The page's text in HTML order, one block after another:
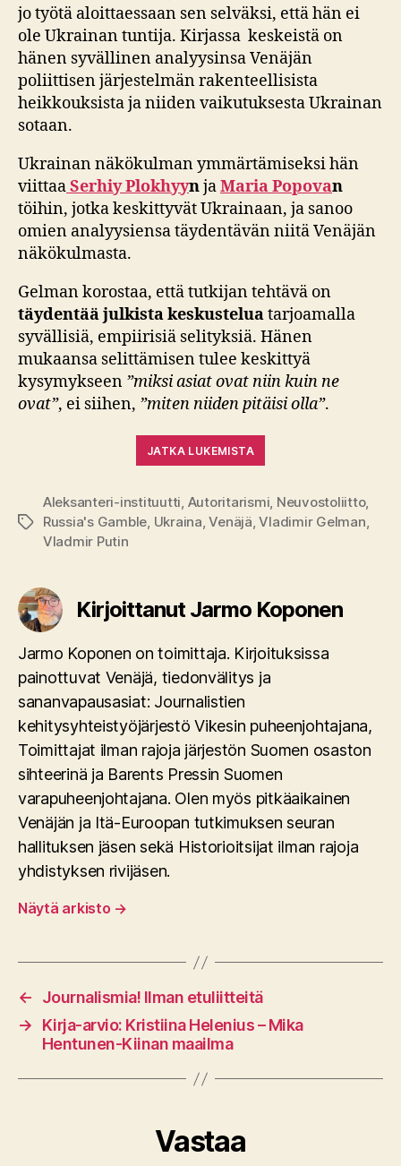
jo työtä aloittaessaan sen selväksi, että hän ei
ole Ukrainan tuntija. Kirjassa keskeistä on
hänen syvällinen analyysinsa Venäjän
poliittisen järjestelmän rakenteellisista
heikkouksista ja niiden vaikutuksesta Ukrainan
sotaan.
Ukrainan näkökulman ymmärtämiseksi hän
viittaaSerhiy PlokhyynjaMaria Popovan
töihin, jotka keskittyvät Ukrainaan, ja sanoo
omien analyysiensa täydentävän niitä Venäjän
näkökulmasta.
Gelman korostaa, että tutkijan tehtävä on
täydentää julkista keskusteluatarjoamalla
syvällisiä, empiirisiä selityksiä. Hänen
mukaansa selittämisen tulee keskittyä
kysymykseen ”miksi asiat ovat niin kuin ne
ovat”, ei siihen, ”miten niiden pitäisi olla”.
JATKA LUKEMISTA
Avainsanat
Aleksanteri-instituutti, Autoritarismi, Neuvostoliitto,
Russia's Gamble, Ukraina,Venäjä,Vladimir Gelman,
Vladmir Putin
Kirjoittanut Jarmo Koponen
Jarmo Koponen on toimittaja. Kirjoituksissa
painottuvat Venäjä, tiedonvälitys ja
sananvapausasiat: Journalistien
kehitysyhteistyöjärjestö Vikesin puheenjohtajana,
Toimittajat ilman rajoja järjestön Suomen osaston
sihteerinä ja Barents Pressin Suomen
varapuheenjohtajana. Olen myös pitkäaikainen
Venäjän ja Itä-Euroopan tutkimuksen seuran
hallituksen jäsen sekä Historioitsijat ilman rajoja
yhdistyksen rivijäsen.
Näytä arkisto →
←
Journalismia! Ilman etuliitteitä
→
Kirja-arvio: Kristiina Helenius – Mika
Hentunen-Kiinan maailma
Vastaa